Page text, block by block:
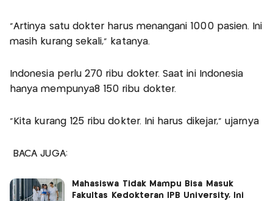
"Artinya satu dokter harus menangani 1000 pasien. Ini
masih kurang sekali," katanya.
Indonesia perlu 270 ribu dokter. Saat ini Indonesia
hanya mempunya8 150 ribu dokter.
"Kita kurang 125 ribu dokter. Ini harus dikejar," ujarnya
BACA JUGA:
Mahasiswa Tidak Mampu Bisa Masuk
Fakultas Kedokteran IPB University, Ini